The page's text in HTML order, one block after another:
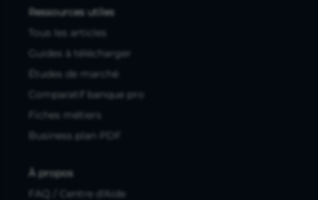
Ressources utiles
Tous les articles
Guides à télécharger
Études de marché
Comparatif banque pro
Fiches métiers
Business plan PDF
À propos
FAQ / Centre d'Aide